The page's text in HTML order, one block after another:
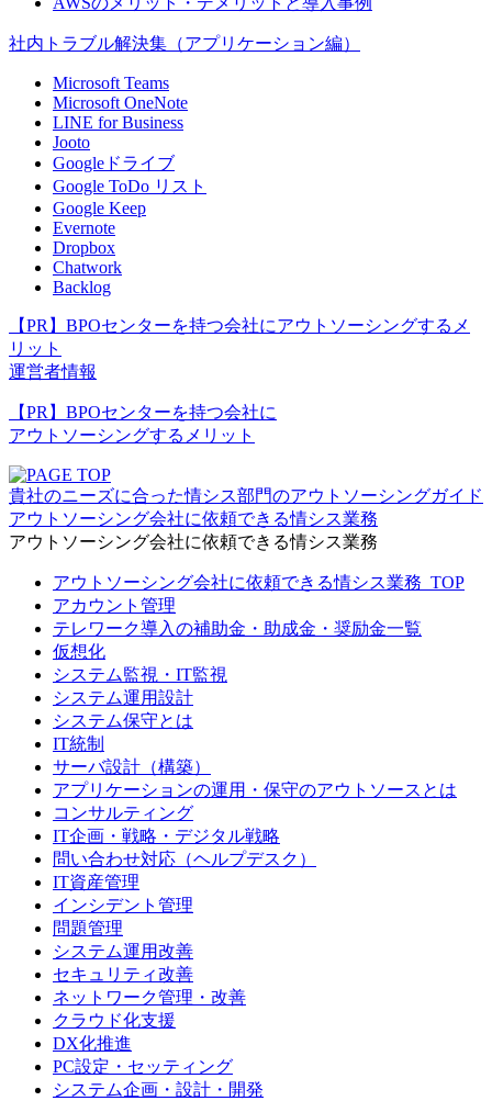
社内トラブル解決集（アプリケーション編）
Microsoft Teams
Microsoft OneNote
LINE for Business
Jooto
Googleドライブ
Google ToDo リスト
Google Keep
Evernote
Dropbox
Chatwork
Backlog
【PR】BPOセンターを持つ会社にアウトソーシングするメ
リット
運営者情報
【PR】BPOセンターを持つ会社に
アウトソーシングするメリット
貴社のニーズに合った情シス部門のアウトソーシングガイド
アウトソーシング会社に依頼できる情シス業務
アウトソーシング会社に依頼できる情シス業務
アウトソーシング会社に依頼できる情シス業務_TOP
アカウント管理
テレワーク導入の補助金・助成金・奨励金一覧
仮想化
システム監視・IT監視
システム運用設計
システム保守とは
IT統制
サーバ設計（構築）
アプリケーションの運用・保守のアウトソースとは
コンサルティング
IT企画・戦略・デジタル戦略
問い合わせ対応（ヘルプデスク）
IT資産管理
インシデント管理
問題管理
システム運用改善
セキュリティ改善
ネットワーク管理・改善
クラウド化支援
DX化推進
PC設定・セッティング
システム企画・設計・開発